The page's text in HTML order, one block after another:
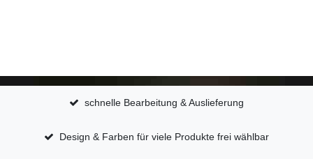
schnelle Bearbeitung & Auslieferung
Design & Farben für viele Produkte frei wählbar